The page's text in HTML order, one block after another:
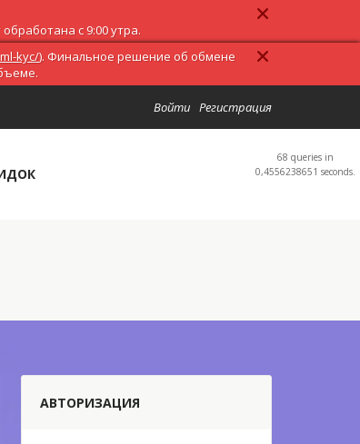
с 9:00 утра.
kyc/). Финальное решение об обмене
Регистрация
Войти
АВТОРИЗАЦИЯ
68 queries in
0,4556238651 seconds.